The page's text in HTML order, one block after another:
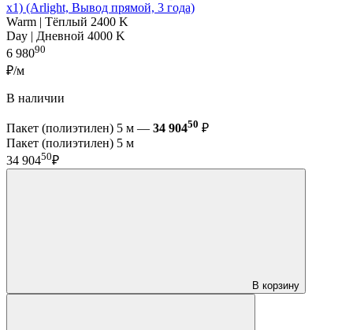
x1) (Arlight, Вывод прямой, 3 года)
Warm | Тёплый 2400 K
Day | Дневной 4000 K
6 98090
₽/м
В наличии
Пакет (полиэтилен) 5 м — 34 90450 ₽
Пакет (полиэтилен) 5 м
34 90450₽
В корзину